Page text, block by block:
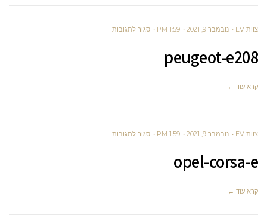
צוות EV נובמבר 9, 2021 1:59 PM סגור לתגובותעל
peugeot-e208
קרא עוד ←
צוות EV נובמבר 9, 2021 1:59 PM סגור לתגובותעל
opel-corsa-e
קרא עוד ←